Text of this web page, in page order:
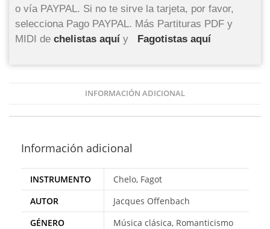
o vía PAYPAL. Si no te sirve la tarjeta, por favor,
selecciona Pago PAYPAL. Más Partituras PDF y
MIDI de chelistas aquí y Fagotistas aquí
INFORMACIÓN ADICIONAL
Información adicional
INSTRUMENTO
Chelo, Fagot
AUTOR
Jacques Offenbach
GÉNERO
Música clásica, Romanticismo